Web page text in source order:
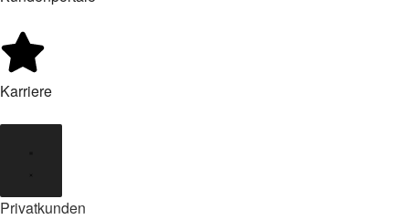
Karriere
Privatkunden